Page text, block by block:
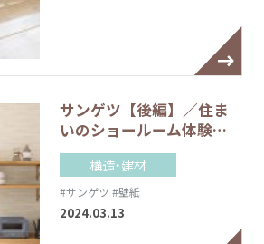
サンゲツ【後編】／住ま
いのショールーム体験…
構造・建材
#サンゲツ #壁紙
2024.03.13